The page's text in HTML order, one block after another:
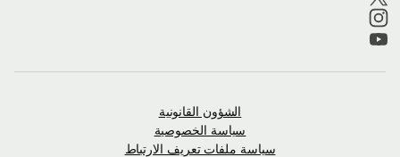
الشؤون القانونية
سياسة الخصوصية
سياسة ملفات تعريف الارتباط